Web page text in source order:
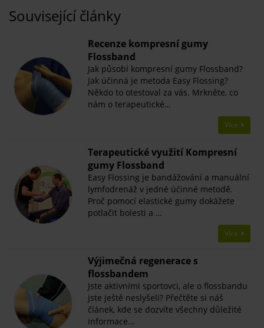
Související články
Recenze kompresní gumy
Flossband
Jak působí kompresní gumy Flossband?
Jak účinná je metoda Easy Flossing?
Někdo to otestoval za vás. Mrkněte, co
nám o terapeutické…
Více
Terapeutické využití Kompresní
gumy Flossband
Easy Flossing je bandážování a manuální
lymfodrenáž v jedné účinné metodě.
Proč pomocí elastické gumy dokážete
potlačit bolesti a …
Více
Výjimečná regenerace s
flossbandem
Jste aktivními sportovci, ale o flossbandu
jste ještě neslyšeli? Přečtěte si náš
článek, kde se dozvíte všechny důležité
informace…